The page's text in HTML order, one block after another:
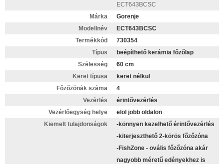
ECT643BCSC
Márka
Gorenje
Modellnév
ECT643BCSC
Termékkód
730354
Típus
beépíthető kerámia főzőlap
Szélesség
60 cm
Keret típusa
keret nélkül
Főzőzónák száma
4
Vezérlés
érintővezérlés
Vezérlőegység helye
elöl jobb oldalon
Kiemelt tulajdonságok
-könnyen kezelhető érintővezérlés
-kiterjeszthető 2-körös főzőzóna
-FishZone - ovális főzőzóna akár
nagyobb méretű edényekhez is